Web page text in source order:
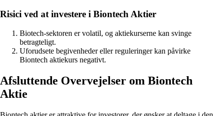
Risici ved at investere i Biontech Aktier
Biotech-sektoren er volatil, og aktiekurserne kan svinge
betragteligt.
Uforudsete begivenheder eller reguleringer kan påvirke
Biontech aktiekurs negativt.
Afsluttende Overvejelser om Biontech
Aktie